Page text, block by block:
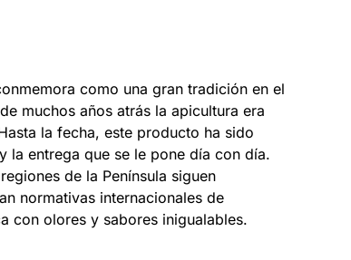
como una gran tradición en el
muchos años atrás la apicultura era
la fecha, este producto ha sido
entrega que se le pone día con día.
de la Península siguen
normativas internacionales de
con olores y sabores inigualables.